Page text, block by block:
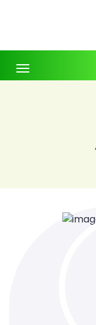
Toggle
navigation